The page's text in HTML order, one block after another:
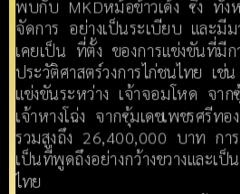
พบกับ MKDหม้อข้าวเด้ง ซึ่ง ทั้ง
จัดการ อย่างเป็นระเบียบ และมี
เคยเป็น ที่ตั้ง ของการแข่งขันที่มี
ประวัติศาสตร์วงการไก่ชนไทย เ
แข่งขันระหว่าง เจ้าจอมโหด จา
เจ้าหางโฉ่ง จากซุ้มเดชเพชรศรีท
รวมสูงถึง 26,400,000 บาท กา
เป็นที่พูดถึงอย่างกว้างขวางและเป็
ไทย